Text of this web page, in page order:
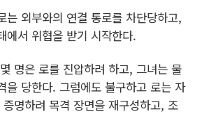
는 외부와의 연결 통로를 차단당하고,
에서 위협을 받기 시작한다.
명은 로를 진압하려 하고, 그녀는 물
을 당한다. 그럼에도 불구하고 로는 자
명하려 목격 장면을 재구성하고, 조